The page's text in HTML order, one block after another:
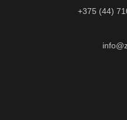
+375 (44)